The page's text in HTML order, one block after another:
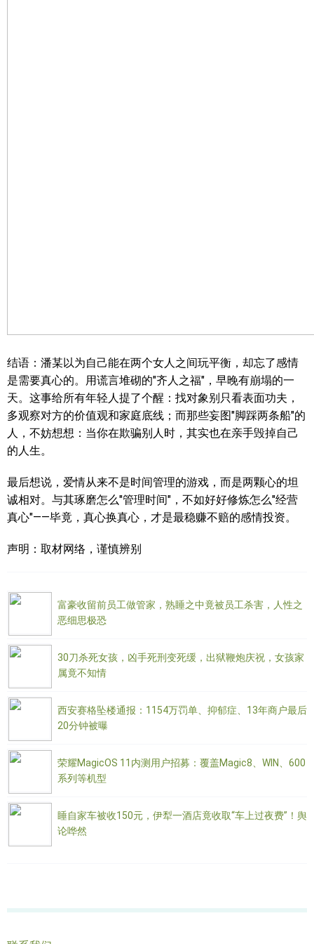
结语：潘某以为自己能在两个女人之间玩平衡，却忘了感情
是需要真心的。用谎言堆砌的"齐人之福"，早晚有崩塌的一
天。这事给所有年轻人提了个醒：找对象别只看表面功夫，
多观察对方的价值观和家庭底线；而那些妄图"脚踩两条船"的
人，不妨想想：当你在欺骗别人时，其实也在亲手毁掉自己
的人生。
最后想说，爱情从来不是时间管理的游戏，而是两颗心的坦
诚相对。与其琢磨怎么"管理时间"，不如好好修炼怎么"经营
真心"——毕竟，真心换真心，才是最稳赚不赔的感情投资。
声明：取材网络，谨慎辨别
富豪收留前员工做管家，熟睡之中竟被员工杀害，人性之
恶细思极恐
30刀杀死女孩，凶手死刑变死缓，出狱鞭炮庆祝，女孩家
属竟不知情
西安赛格坠楼通报：1154万罚单、抑郁症、13年商户最后
20分钟被曝
荣耀MagicOS 11内测用户招募：覆盖Magic8、WIN、600
系列等机型
睡自家车被收150元，伊犁一酒店竟收取“车上过夜费”！舆
论哗然